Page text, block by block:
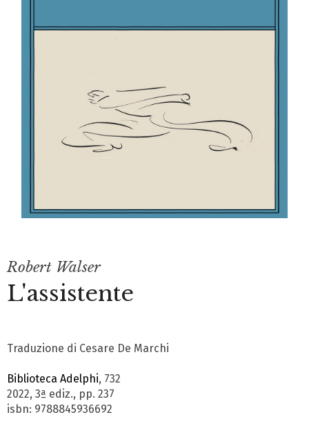
Robert Walser
L'assistente
Traduzione di Cesare De Marchi
Biblioteca Adelphi, 732
2022, 3ª ediz., pp. 237
isbn: 9788845936692